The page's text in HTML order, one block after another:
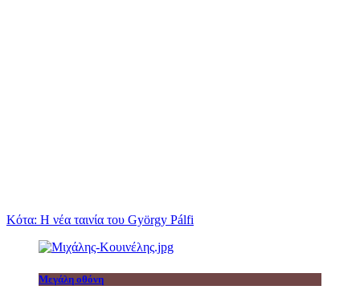
Κότα: Η νέα ταινία του György Pálfi
Μεγάλη οθόνη